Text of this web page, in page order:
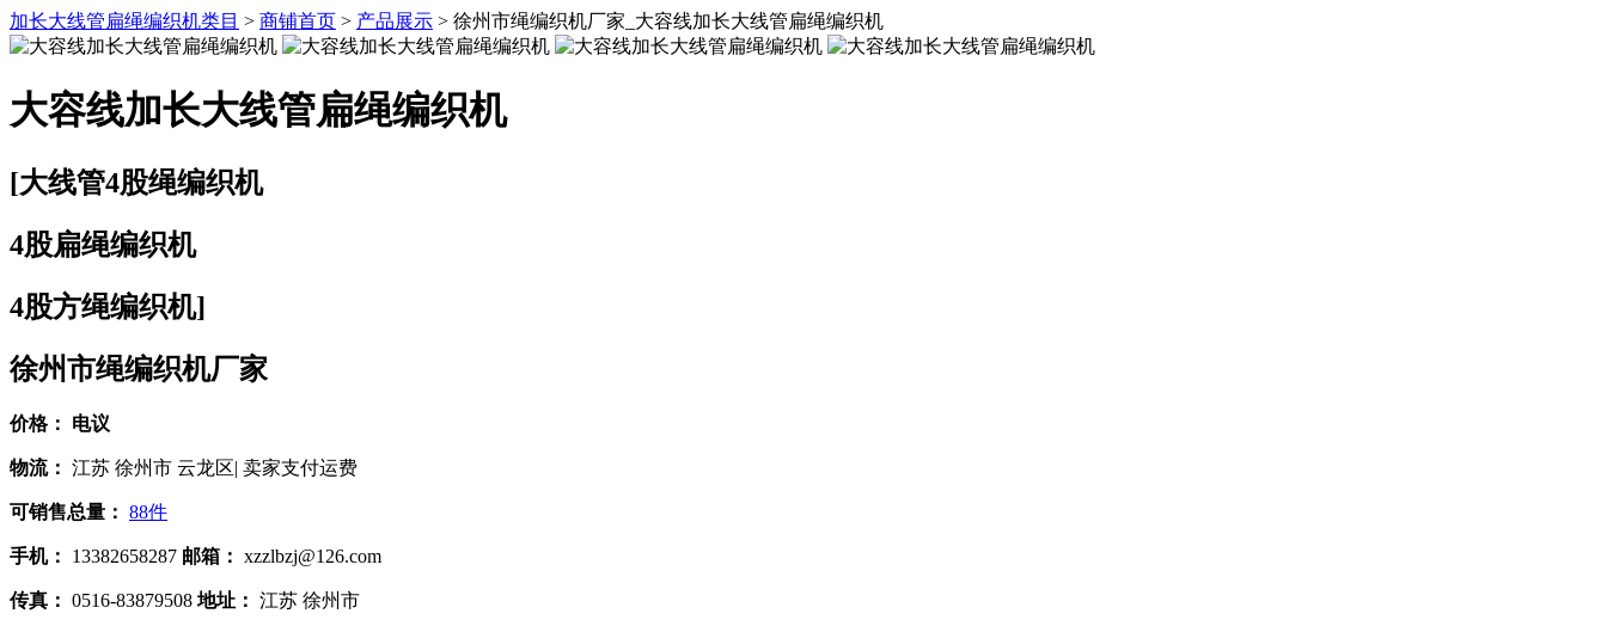
加长大线管扁绳编织机类目 > 商铺首页 > 产品展示 > 徐州市绳编织机厂家_大容线加长大线管扁绳编织机
大容线加长大线管扁绳编织机
[大线管4股绳编织机
4股扁绳编织机
4股方绳编织机]
徐州市绳编织机厂家
价格： 电议
物流： 江苏 徐州市 云龙区| 卖家支付运费
可销售总量： 88件
手机： 13382658287 邮箱： xzzlbzj@126.com
传真： 0516-83879508 地址： 江苏 徐州市